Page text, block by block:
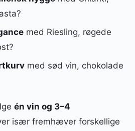
med Riesling, røgede
med sød vin, chokolade
én vin og 3–4
især fremhæver forskellige